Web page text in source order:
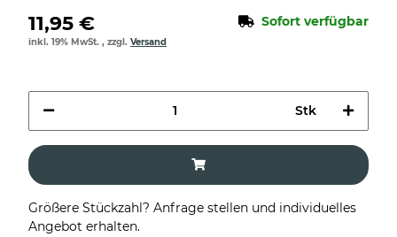
11,95 € Sofort verfügbar
inkl. 19% MwSt. , zzgl. Versand
Stk
Größere Stückzahl? Anfrage stellen und individuelles
Angebot erhalten.